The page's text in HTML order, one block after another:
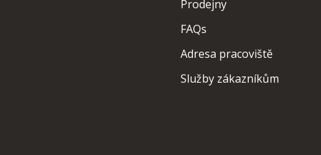
Prodejny
FAQs
Adresa pracoviště
Služby zákazníkům